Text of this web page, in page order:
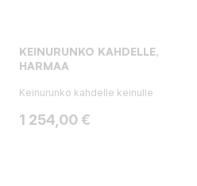
KEINURUNKO KAHDELLE,
HARMAA
Keinurunko kahdelle keinulle
Hinta
1 254,00 €